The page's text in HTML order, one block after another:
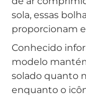
sola, essas
proporcionam
Conhecido
modelo
solado quanto
enquanto o